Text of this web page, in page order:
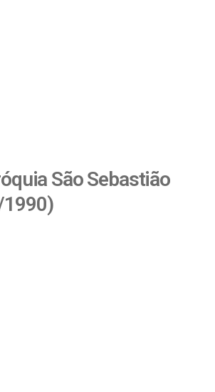
São Sebastião